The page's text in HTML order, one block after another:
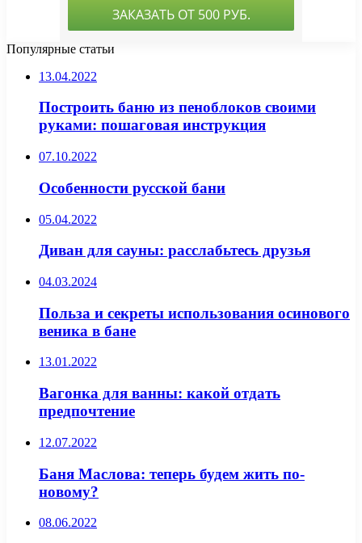
Популярные статьи
13.04.2022
Построить баню из пеноблоков своими
руками: пошаговая инструкция
07.10.2022
Особенности русской бани
05.04.2022
Диван для сауны: расслабьтесь друзья
04.03.2024
Польза и секреты использования осинового
веника в бане
13.01.2022
Вагонка для ванны: какой отдать
предпочтение
12.07.2022
Баня Маслова: теперь будем жить по-
новому?
08.06.2022